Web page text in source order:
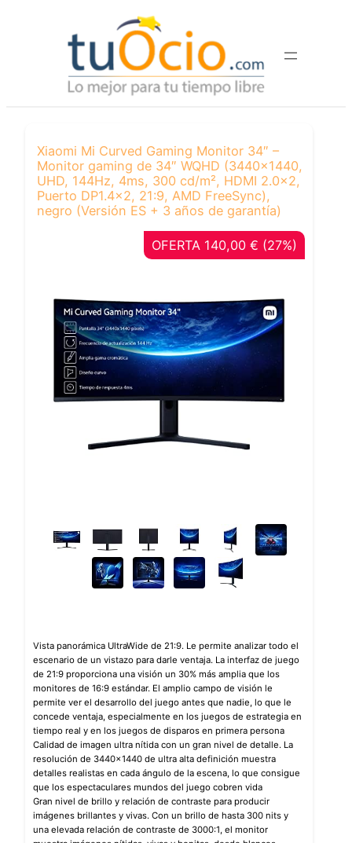
Xiaomi Mi Curved Gaming Monitor 34″ –
Monitor gaming de 34″ WQHD (3440×1440,
UHD, 144Hz, 4ms, 300 cd/m², HDMI 2.0×2,
Puerto DP1.4×2, 21:9, AMD FreeSync),
negro (Versión ES + 3 años de garantía)
OFERTA 140,00 € (27%)
Vista panorámica UltraWide de 21:9. Le permite analizar todo el
escenario de un vistazo para darle ventaja. La interfaz de juego
de 21:9 proporciona una visión un 30% más amplia que los
monitores de 16:9 estándar. El amplio campo de visión le
permite ver el desarrollo del juego antes que nadie, lo que le
concede ventaja, especialmente en los juegos de estrategia en
tiempo real y en los juegos de disparos en primera persona
Calidad de imagen ultra nítida con un gran nivel de detalle. La
resolución de 3440×1440 de ultra alta definición muestra
detalles realistas en cada ángulo de la escena, lo que consigue
que los espectaculares mundos del juego cobren vida
Gran nivel de brillo y relación de contraste para producir
imágenes brillantes y vivas. Con un brillo de hasta 300 nits y
una elevada relación de contraste de 3000:1, el monitor